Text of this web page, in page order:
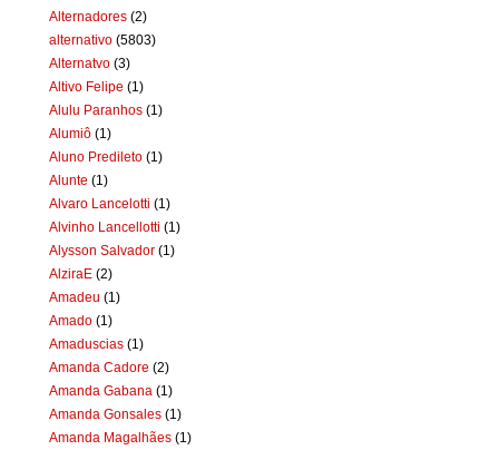
Alternadores (2)
alternativo (5803)
Alternatvo (3)
Altivo Felipe (1)
Alulu Paranhos (1)
Alumiô (1)
Aluno Predileto (1)
Alunte (1)
Alvaro Lancelotti (1)
Alvinho Lancellotti (1)
Alysson Salvador (1)
AlziraE (2)
Amadeu (1)
Amado (1)
Amaduscias (1)
Amanda Cadore (2)
Amanda Gabana (1)
Amanda Gonsales (1)
Amanda Magalhães (1)